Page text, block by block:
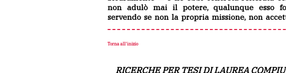
non adulò mai il potere, qualunque esso
servendo se non la propria missione, non
Torna all'inizio
RICERCHE PER TESI DI LAUREA